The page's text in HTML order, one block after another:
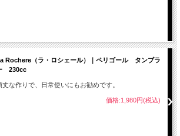
Rochere（ラ・ロシェール）｜ペリゴール タンブラ
230cc
丈な作りで、日常使いにもお勧めです。
価格:1,980円(税込)